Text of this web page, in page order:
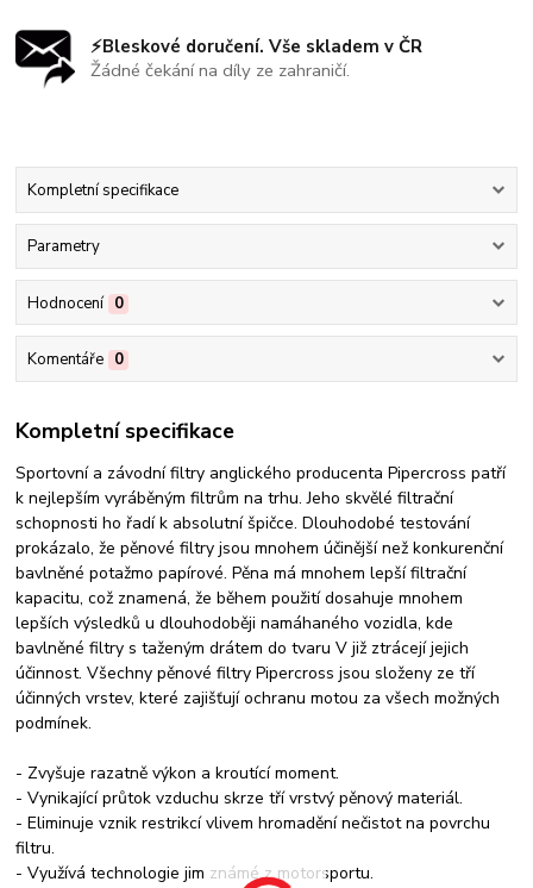
⚡Bleskové doručení. Vše skladem v ČR
Žádné čekání na díly ze zahraničí.
Kompletní specifikace
Parametry
Hodnocení 0
Komentáře 0
Kompletní specifikace
Sportovní a závodní filtry anglického producenta Pipercross patří
k nejlepším vyráběným filtrům na trhu. Jeho skvělé filtrační
schopnosti ho řadí k absolutní špičce. Dlouhodobé testování
prokázalo, že pěnové filtry jsou mnohem účinější než konkurenční
bavlněné potažmo papírové. Pěna má mnohem lepší filtrační
kapacitu, což znamená, že během použití dosahuje mnohem
lepších výsledků u dlouhodoběji namáhaného vozidla, kde
bavlněné filtry s taženým drátem do tvaru V již ztrácejí jejich
účinnost. Všechny pěnové filtry Pipercross jsou složeny ze tří
účinných vrstev, které zajišťují ochranu motou za všech možných
podmínek.
- Zvyšuje razatně výkon a kroutící moment.
- Vynikající průtok vzduchu skrze tří vrstvý pěnový materiál.
- Eliminuje vznik restrikcí vlivem hromadění nečistot na povrchu
filtru.
- Využívá technologie jim známé z motorsportu.